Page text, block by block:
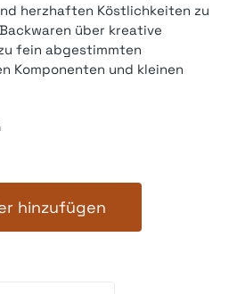
herzhaften Köstlichkeiten zu
über kreative
fein abgestimmten
Komponenten und kleinen
hinzufügen